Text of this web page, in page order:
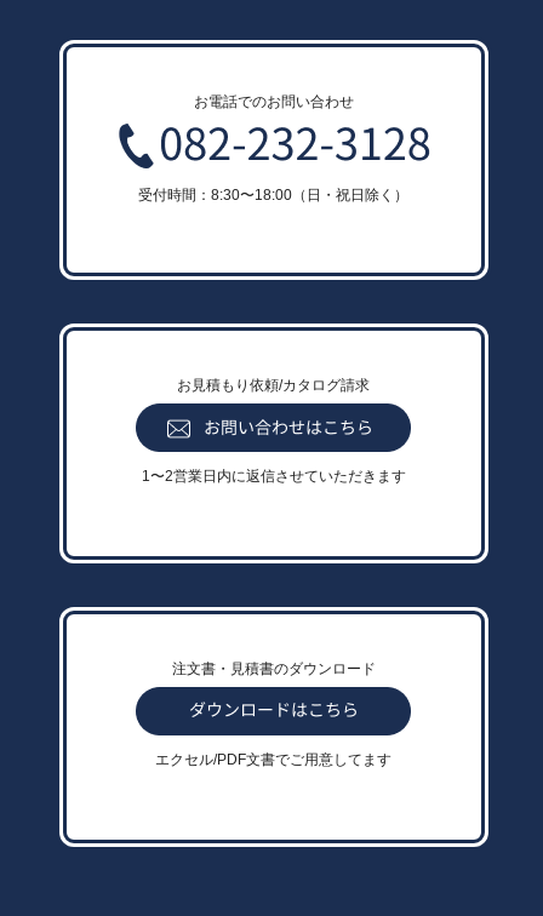
お電話でのお問い合わせ
受付時間：8:30〜18:00（日・祝日除く）
お見積もり依頼/カタログ請求
1〜2営業日内に返信させていただきます
注文書・見積書のダウンロード
エクセル/PDF文書でご用意してます